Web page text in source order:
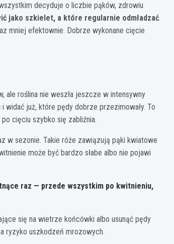
decyduje o liczbie pąków, zdrowiu
jako szkielet, a które regularnie odmładzać.
mniej efektownie. Dobrze wykonane cięcie
ale roślina nie weszła jeszcze w intensywny
już, które pędy dobrze przezimowały. To
cięciu szybko się zabliźnia.
w sezonie. Takie róże zawiązują pąki kwiatowe
może być bardzo słabe albo nie pojawi
raz — przede wszystkim po kwitnieniu,
się na wietrze końcówki albo usunąć pędy
ryzyko uszkodzeń mrozowych.